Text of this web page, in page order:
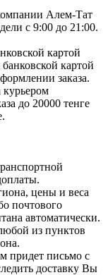
Алем-Тат
с 9:00 до 21:00.
картой
картой
заказа.
курьером
до 20000 тенге
цены и веса
почтового
автоматически.
из пунктов
придет письмо с
доставку Вы